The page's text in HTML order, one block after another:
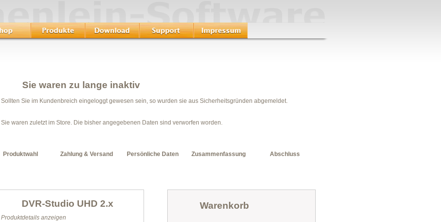
Sie waren zu lange inaktiv
Sollten Sie im Kundenbreich eingeloggt gewesen sein, so wurden sie aus Sicherheitsgründen abgemeldet.
Sie waren zuletzt im Store. Die bisher angegebenen Daten sind verworfen worden.
Produktwahl Zahlung & Versand Persönliche Daten Zusammenfassung Abschluss
DVR-Studio UHD 2.x
Produktdetails anzeigen
Warenkorb